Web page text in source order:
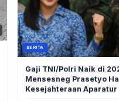
BERITA
Gaji TNI/Polri Naik di
Mensesneg Prasetyo
Kesejahteraan Aparatur